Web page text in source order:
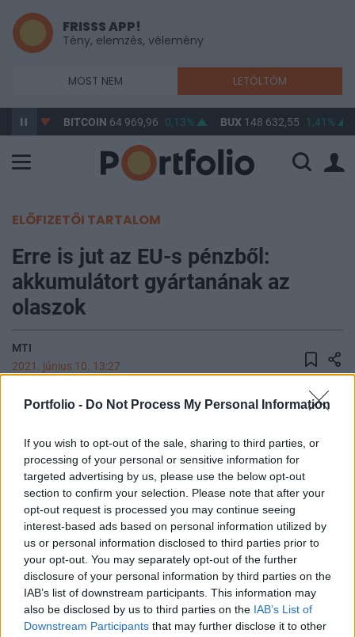
Portfolio - Do Not Process My Personal Information
If you wish to opt-out of the sale, sharing to third parties, or
processing of your personal or sensitive information for
targeted advertising by us, please use the below opt-out
section to confirm your selection. Please note that after your
opt-out request is processed you may continue seeing
interest-based ads based on personal information utilized by
us or personal information disclosed to third parties prior to
your opt-out. You may separately opt-out of the further
disclosure of your personal information by third parties on the
IAB’s list of downstream participants. This information may
also be disclosed by us to third parties on the IAB’s List of
Downstream Participants that may further disclose it to other
FRISSS APP!
Tény, elemzés, vélemény
MOST NEM LETÖLTÖM
-0,87% BITCOIN 64 969,96 0,13% BUX148 632,55 1,41%
ELŐFIZETŐI TARTALOM
Erre is jut az EU-s pénzből:
akkumulátort gyártanának az
olaszok
MTI
2021. június 10. 13:27
Olaszország egymilliárd eurós autóakkumulátor-
igénybe vételével és a Stellantis autóipari
konszern részvételével.
Olaszország áprilisban kért 600 millió eurós támogatást a
projekt kivitelezéséhez az EU helyreállítási alapjából. A
Reuters hírügynökséget tájékoztató olasz kormányzati
források szerint azonban az akkumulátorgyár kivitelezése
akár egymilliárd eurós beruházási értéket is generálhat
vállalatok és egyéb pénzügyi befektetők részvételével. Az
olasz kormány PPP...